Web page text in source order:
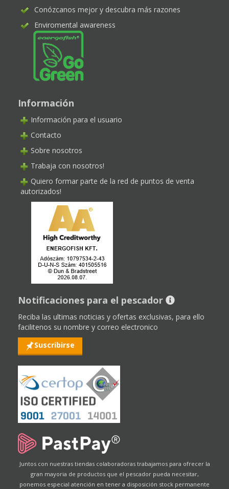
Conózcanos mejor y descubra más razones
Enviromental awareness
Información
Información para el usuario
Contacto
Sobre nosotros
Trabaja con nosotros!
Quiero formar parte de la red de puntos de venta
autorizados!
Notificaciones para el pescador
Reciba las ultimas noticias y ofertas exclusivas, para ello
facilitenos su nombre y correo electronico
Suscribirse
Juntos con nuestras tiendas colaboradoras trabajamos para ofrecer la
gran mayoria de productos que el pescador pueda necesitar,
ponemos especial atención en tener a disposición stock permanente